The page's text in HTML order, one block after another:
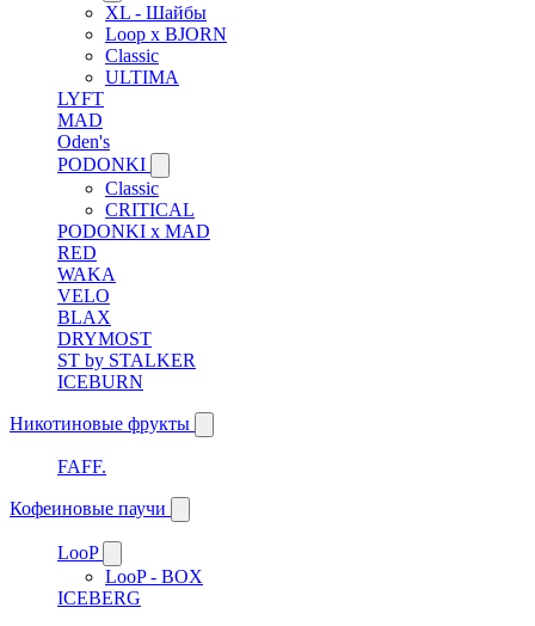
XL - Шайбы
Loop x BJORN
Classic
ULTIMA
LYFT
MAD
Oden's
PODONKI
Classic
CRITICAL
PODONKI x MAD
RED
WAKA
VELO
BLAX
DRYMOST
ST by STALKER
ICEBURN
Никотиновые фрукты
FAFF.
Кофеиновые паучи
LooP
LooP - BOX
ICEBERG